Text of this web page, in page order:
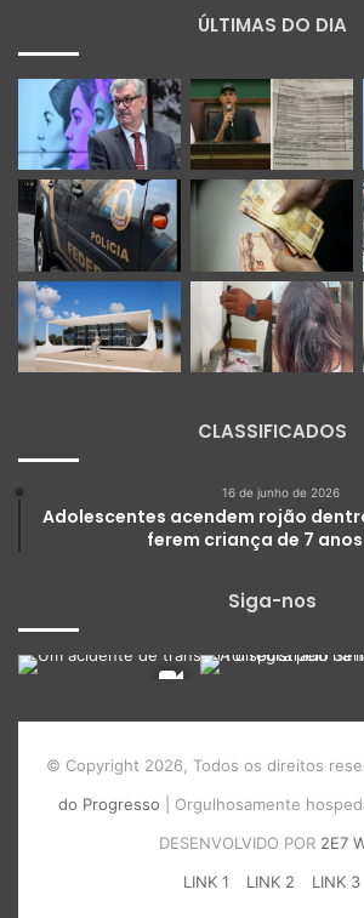
ÚLTIMAS DO DIA
CLASSIFICADOS
16 de junho de 2026
Adolescentes acendem rojão
ferem criança de 7 anos
Siga-nos
© Copyright 2026, Todos os direitos
do Progresso | Orgulhosamente
DESENVOLVIDO POR 2E7
LINK 1
LINK 2 LINK 3